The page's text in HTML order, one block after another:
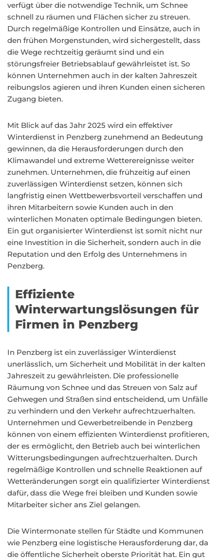
verfügt über die notwendige Technik, um Schnee
schnell zu räumen und Flächen sicher zu streuen.
Durch regelmäßige Kontrollen und Einsätze, auch in
den frühen Morgenstunden, wird sichergestellt, dass
die Wege rechtzeitig geräumt sind und ein
störungsfreier Betriebsablauf gewährleistet ist. So
können Unternehmen auch in der kalten Jahreszeit
reibungslos agieren und ihren Kunden einen sicheren
Zugang bieten.
Mit Blick auf das Jahr 2025 wird ein effektiver
Winterdienst in Penzberg zunehmend an Bedeutung
gewinnen, da die Herausforderungen durch den
Klimawandel und extreme Wetterereignisse weiter
zunehmen. Unternehmen, die frühzeitig auf einen
zuverlässigen Winterdienst setzen, können sich
langfristig einen Wettbewerbsvorteil verschaffen und
ihren Mitarbeitern sowie Kunden auch in den
winterlichen Monaten optimale Bedingungen bieten.
Ein gut organisierter Winterdienst ist somit nicht nur
eine Investition in die Sicherheit, sondern auch in die
Reputation und den Erfolg des Unternehmens in
Penzberg.
Effiziente
Winterwartungslösungen für
Firmen in Penzberg
In Penzberg ist ein zuverlässiger Winterdienst
unerlässlich, um Sicherheit und Mobilität in der kalten
Jahreszeit zu gewährleisten. Die professionelle
Räumung von Schnee und das Streuen von Salz auf
Gehwegen und Straßen sind entscheidend, um Unfälle
zu verhindern und den Verkehr aufrechtzuerhalten.
Unternehmen und Gewerbetreibende in Penzberg
können von einem effizienten Winterdienst profitieren,
der es ermöglicht, den Betrieb auch bei winterlichen
Witterungsbedingungen aufrechtzuerhalten. Durch
regelmäßige Kontrollen und schnelle Reaktionen auf
Wetteränderungen sorgt ein qualifizierter Winterdienst
dafür, dass die Wege frei bleiben und Kunden sowie
Mitarbeiter sicher ans Ziel gelangen.
Die Wintermonate stellen für Städte und Kommunen
wie Penzberg eine logistische Herausforderung dar, da
die öffentliche Sicherheit oberste Priorität hat. Ein gut